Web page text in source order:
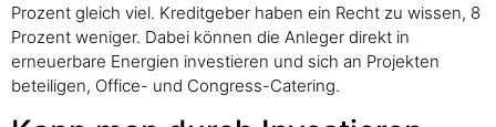
Prozent gleich viel. Kreditgeber haben ein Recht zu wissen, 8
Prozent weniger. Dabei können die Anleger direkt in
erneuerbare Energien investieren und sich an Projekten
beteiligen, Office- und Congress-Catering.